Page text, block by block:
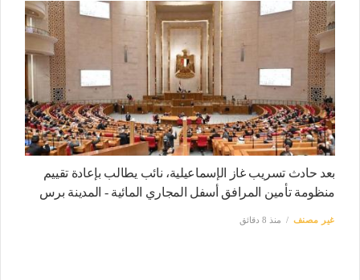
بعد حادث تسريب غاز الإسماعيلية، نائب يطالب بإعادة تقييم
منظومة تأمين المرافق أسفل المجاري المائية - المدينة برس
غير مصنف منذ 8 دقائق